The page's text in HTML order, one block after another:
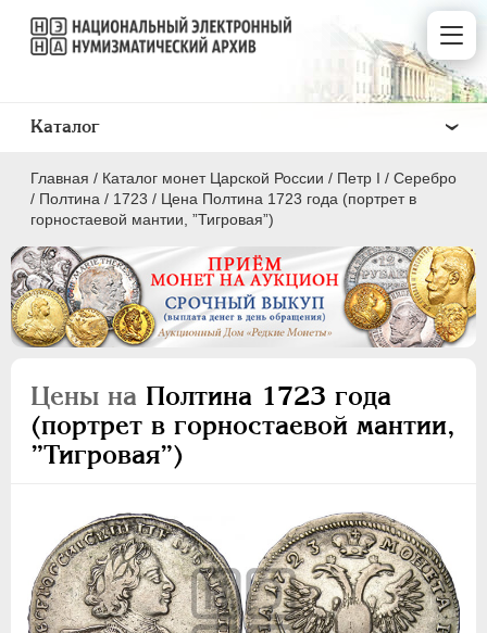
Главная / Каталог монет Царской России / Пeтр I / Серебро
/ Полтина / 1723 / Цена Полтина 1723 года (портрет в
горностаевой мантии, ”Тигровая”)
Цены на Полтина 1723 года
(портрет в горностаевой мантии,
”Тигровая”)
Каталог
ПEТР I 1699 - 1725
Серебро
1 рубль
Полтина
Гривенник
Гривна
10 денег
5 копеек